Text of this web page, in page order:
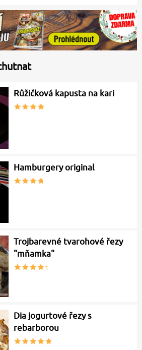
Růžičková kapusta na kari
Hamburgery original
Trojbarevné tvarohové řezy
"mňamka"
Dia jogurtové řezy s
rebarborou